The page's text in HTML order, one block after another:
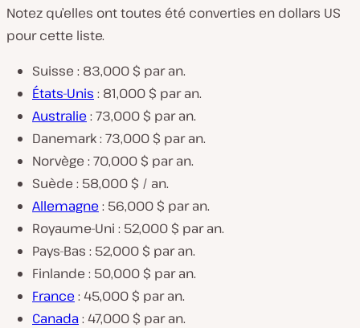
Notez qu’elles ont toutes été converties en dollars US
pour cette liste.
Suisse : 83,000 $ par an.
États-Unis : 81,000 $ par an.
Australie : 73,000 $ par an.
Danemark : 73,000 $ par an.
Norvège : 70,000 $ par an.
Suède : 58,000 $ / an.
Allemagne : 56,000 $ par an.
Royaume-Uni : 52,000 $ par an.
Pays-Bas : 52,000 $ par an.
Finlande : 50,000 $ par an.
France : 45,000 $ par an.
Canada: 47,000 $ par an.